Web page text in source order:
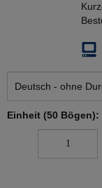
Einheit (50 Bögen):